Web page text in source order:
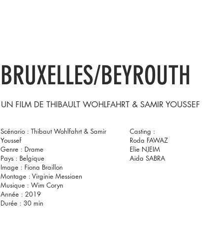
BRUXELLES/BEYROUTH
THIBAULT WOHLFAHRT & SAMIR YOUSSEF
UN FILM DE
Scénario : Thibaut Wohlfahrt & Samir
Youssef
Genre : Drame
Pays : Belgique
Image : Fiona Braillon
Montage : Virginie Messiaen
Musique : Wim Coryn
Année : 2019
Durée : 30 min
Casting :
Roda FAWAZ
Elie NJEIM
Aida SABRA